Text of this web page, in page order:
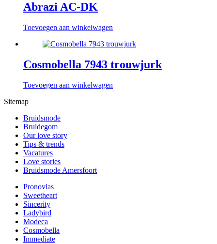
Abrazi AC-DK
Toevoegen aan winkelwagen
Cosmobella 7943 trouwjurk
Toevoegen aan winkelwagen
Sitemap
Bruidsmode
Bruidegom
Our love story
Tips & trends
Vacatures
Love stories
Bruidsmode Amersfoort
Pronovias
Sweetheart
Sincerity
Ladybird
Modeca
Cosmobella
Immediate